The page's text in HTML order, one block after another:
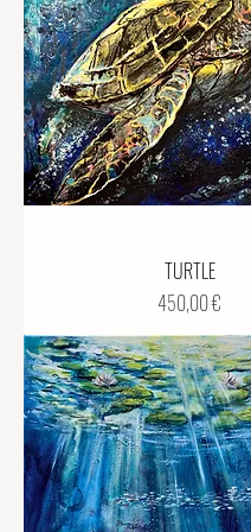
TURTLE
Preis
450,00 €